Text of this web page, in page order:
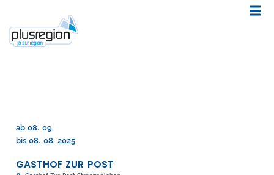
ab 08. 09.
bis 08. 08. 2025
GASTHOF ZUR POST